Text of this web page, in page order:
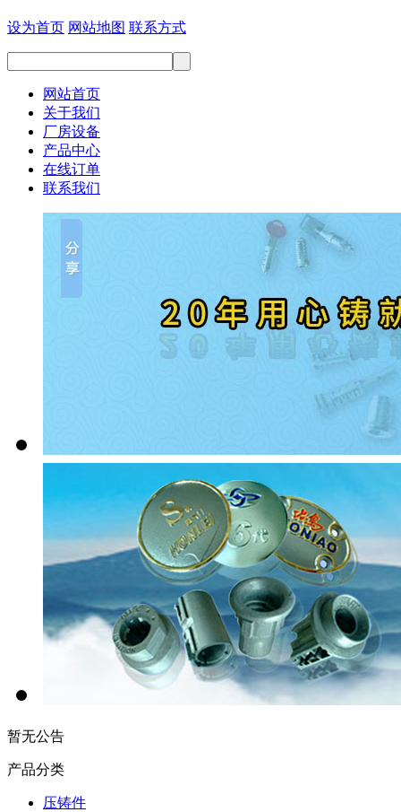
设为首页 网站地图 联系方式
网站首页
关于我们
厂房设备
产品中心
在线订单
联系我们
暂无公告
产品分类
压铸件